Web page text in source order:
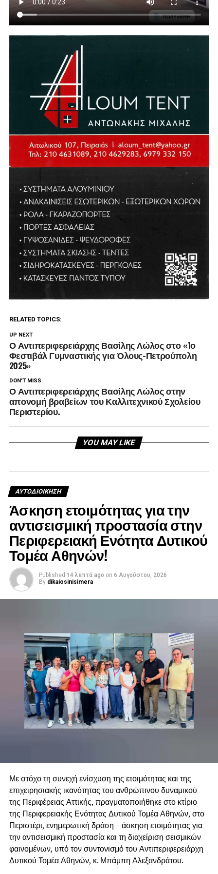
RELATED TOPICS:
UP NEXT
Ο Αντιπεριφερειάρχης Βασίλης Λώλος στο «1ο
Φεστιβάλ Γυμναστικής για Όλους-Πετρούπολη
2025»
DON'T MISS
Ο Αντιπεριφερειάρχης Βασίλης Λώλος στην
απονομή βραβείων του Καλλιτεχνικού Σχολείου
Περιστερίου.
YOU MAY LIKE
ΑΥΤΟΔΙΟΊΚΗΣΗ
Άσκηση ετοιμότητας για την
αντισεισμική προστασία στην
Περιφερειακή Ενότητα Δυτικού
Τομέα Αθηνών!
Published 14 λεπτά ago on 6 Αυγούστου, 2026
By dikaiosinisimera
Με στόχο τη συνεχή ενίσχυση της ετοιμότητας και της
επιχειρησιακής ικανότητας του ανθρώπινου δυναμικού
της Περιφέρειας Αττικής, πραγματοποιήθηκε στο κτίριο
της Περιφερειακής Ενότητας Δυτικού Τομέα Αθηνών, στο
Περιστέρι, ενημερωτική δράση – άσκηση ετοιμότητας για
την αντισεισμική προστασία και τη διαχείριση σεισμικών
φαινομένων, υπό τον συντονισμό του Αντιπεριφερειάρχη
Δυτικού Τομέα Αθηνών, κ. Μπάμπη Αλεξανδράτου.